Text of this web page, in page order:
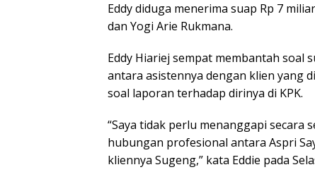
Eddy diduga menerima suap Rp 7
dan Yogi Arie Rukmana.
Eddy Hiariej sempat membantah soal
antara asistennya dengan klien yang
soal laporan terhadap dirinya di KPK.
“Saya tidak perlu menanggapi secara
hubungan profesional antara Aspri
kliennya Sugeng,” kata Eddie pada